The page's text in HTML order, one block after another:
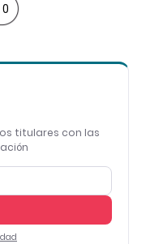
0
titulares con las